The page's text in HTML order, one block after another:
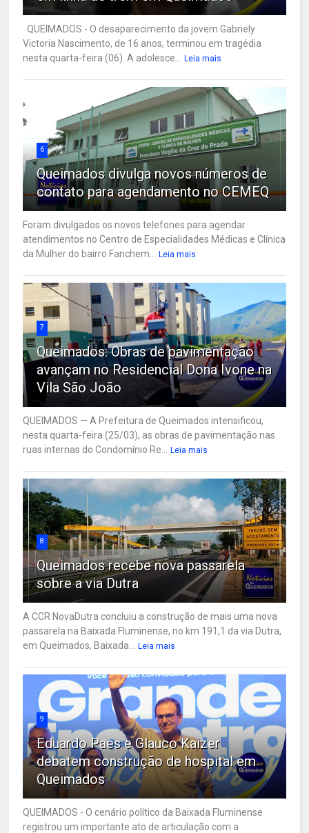
QUEIMADOS - O desaparecimento da jovem Gabriely
Victoria Nascimento, de 16 anos, terminou em tragédia
nesta quarta-feira (06). A adolesce...
Leia mais
6
Queimados divulga novos números de
contato para agendamento no CEMEQ
Foram divulgados os novos telefones para agendar
atendimentos no Centro de Especialidades Médicas e Clínica
da Mulher do bairro Fanchem...
Leia mais
7
Queimados: Obras de pavimentação
avançam no Residencial Dona Ivone na
Vila São João
QUEIMADOS — A Prefeitura de Queimados intensificou,
nesta quarta-feira (25/03), as obras de pavimentação nas
ruas internas do Condomínio Re...
Leia mais
8
Queimados recebe nova passarela
sobre a via Dutra
A CCR NovaDutra concluiu a construção de mais uma nova
passarela na Baixada Fluminense, no km 191,1 da via Dutra,
em Queimados, Baixada...
Leia mais
9
Eduardo Paes e Glauco Kaizer
debatem construção de hospital em
Queimados
QUEIMADOS - O cenário político da Baixada Fluminense
registrou um importante ato de articulação com a